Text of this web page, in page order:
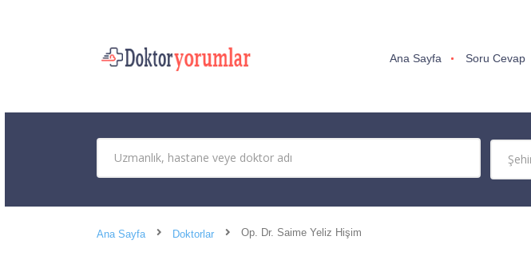
Ana Sayfa Soru Cevap
Ana Sayfa Doktorlar Op. Dr. Saime Yeliz Hişim